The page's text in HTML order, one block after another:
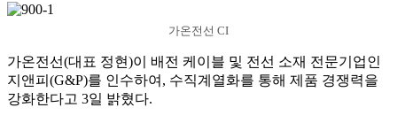
가온전선 CI
가온전선(대표 정현)이 배전 케이블 및 전선 소재 전문기업인
지앤피(G&P)를 인수하여, 수직계열화를 통해 제품 경쟁력을
강화한다고 3일 밝혔다.